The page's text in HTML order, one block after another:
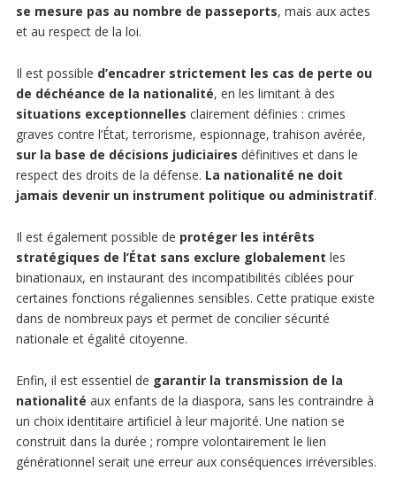
se mesure pas au nombre de passeports, mais aux actes
et au respect de la loi.
Il est possible d’encadrer strictement les cas de perte ou
de déchéance de la nationalité, en les limitant à des
situations exceptionnelles clairement définies : crimes
graves contre l’État, terrorisme, espionnage, trahison avérée,
sur la base de décisions judiciaires définitives et dans le
respect des droits de la défense. La nationalité ne doit
jamais devenir un instrument politique ou administratif.
Il est également possible de protéger les intérêts
stratégiques de l’État sans exclure globalement les
binationaux, en instaurant des incompatibilités ciblées pour
certaines fonctions régaliennes sensibles. Cette pratique existe
dans de nombreux pays et permet de concilier sécurité
nationale et égalité citoyenne.
Enfin, il est essentiel de garantir la transmission de la
nationalité aux enfants de la diaspora, sans les contraindre à
un choix identitaire artificiel à leur majorité. Une nation se
construit dans la durée ; rompre volontairement le lien
générationnel serait une erreur aux conséquences irréversibles.